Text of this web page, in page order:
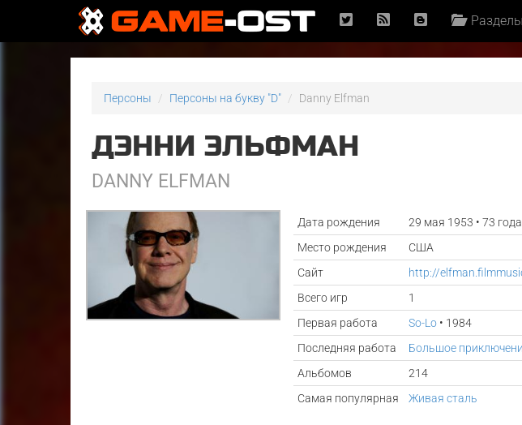
Разделы
Персоны Персоны на букву "D" Danny Elfman
ДЭННИ ЭЛЬФМАН
DANNY ELFMAN
Дата рождения
29 мая 1953 • 73 года
Место рождения
США
Сайт
http://
Всего игр
1
Первая работа
So-Lo• 1984
Последняя работа
Большое
Альбомов
214
Самая популярная
Живая сталь